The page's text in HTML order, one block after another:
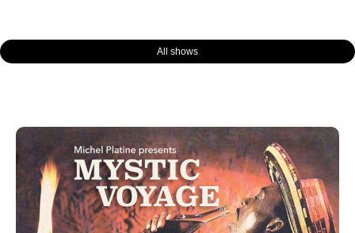
All shows
PagePagePagePagePage Page